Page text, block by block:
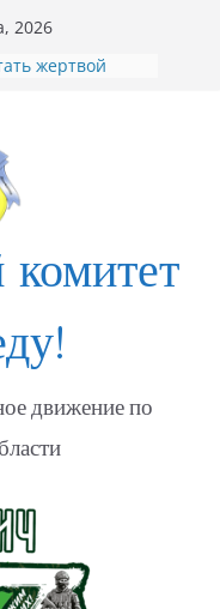
2026
жертвой
посвящённой
Богдановиче
движение по